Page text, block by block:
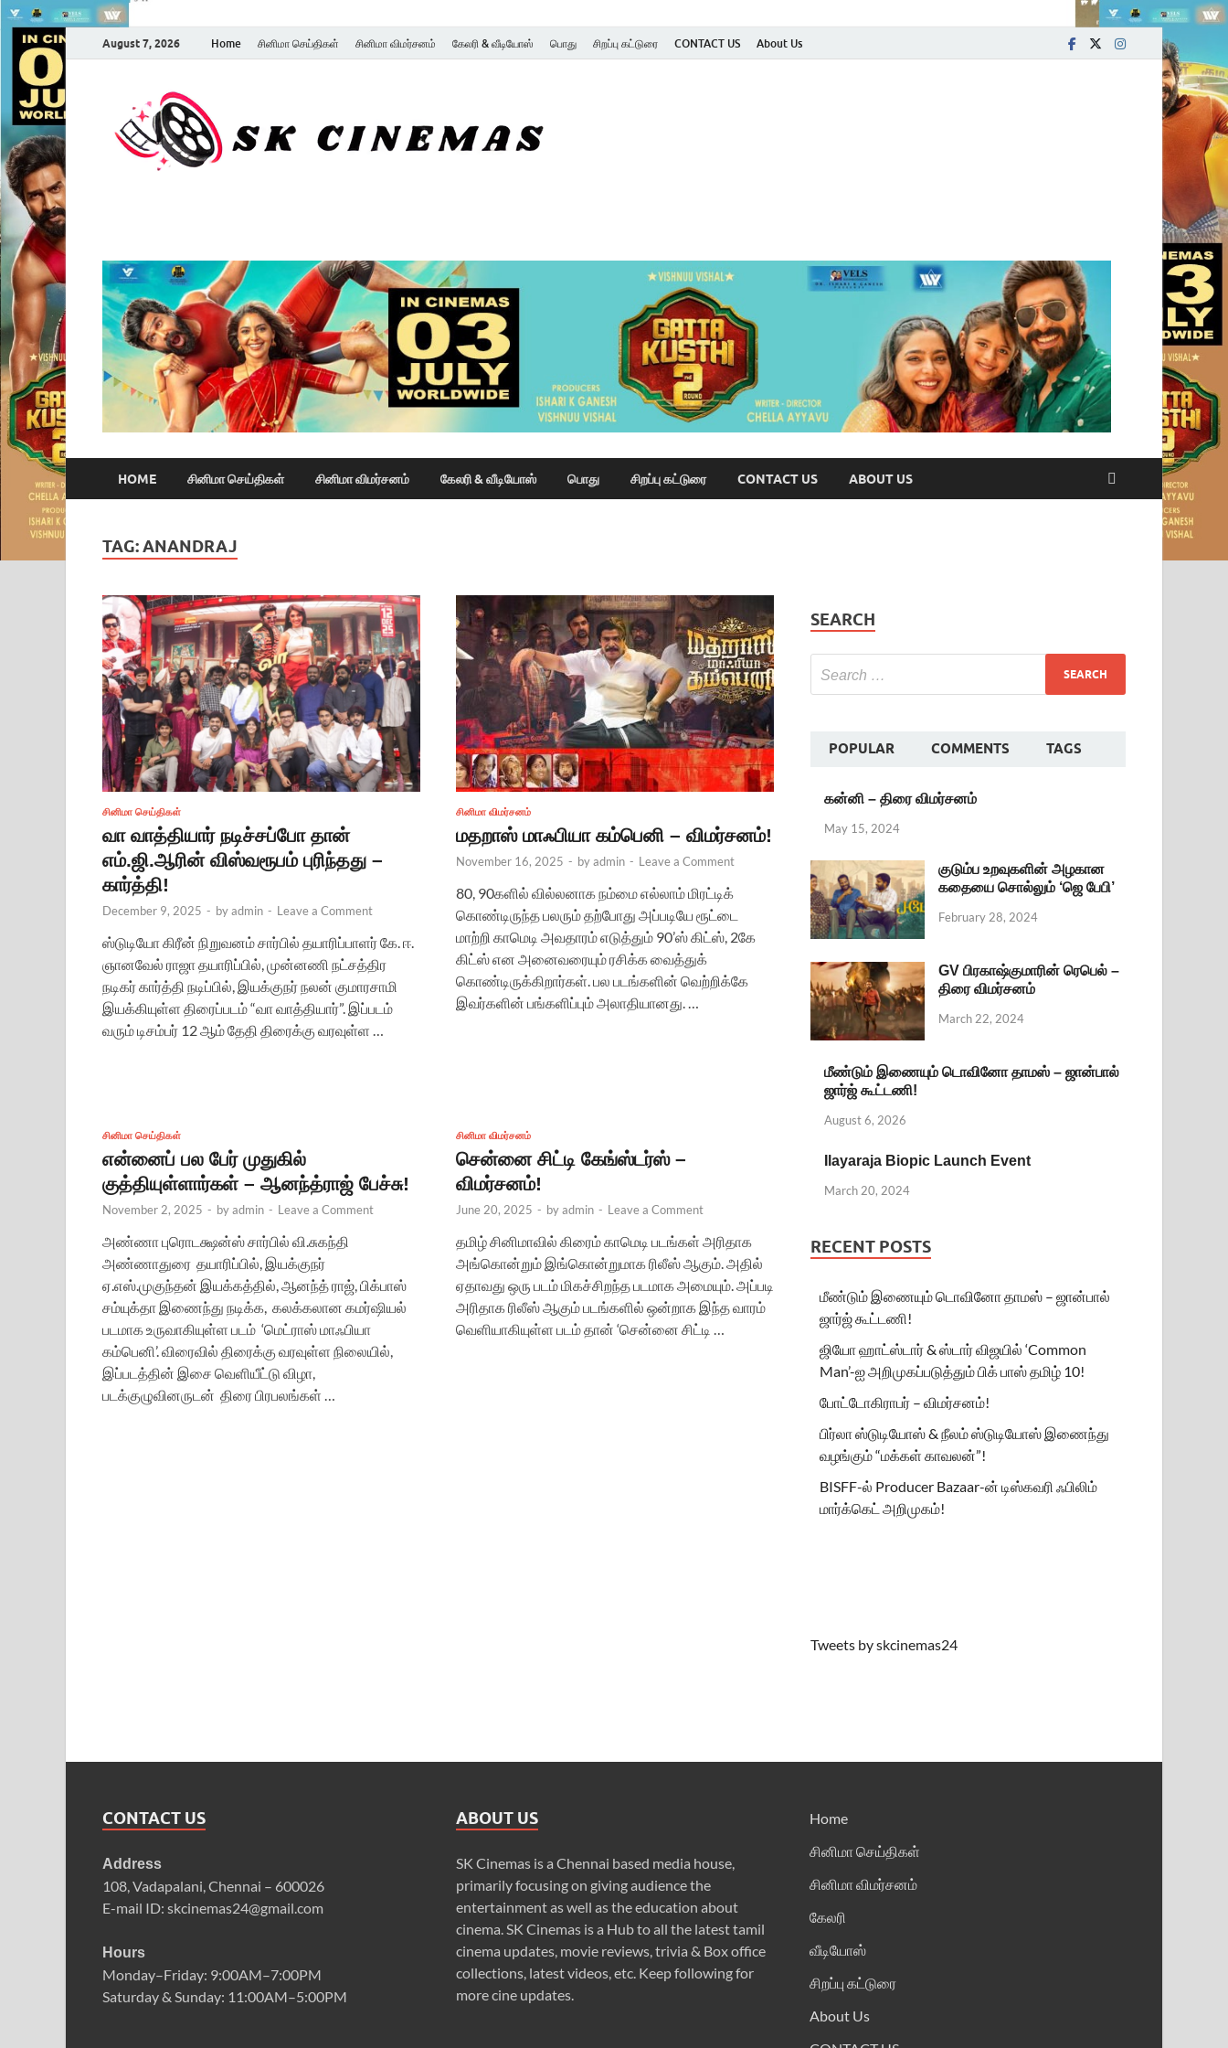
August 7, 2026 Home சினிமா செய்திகள் சினிமா விமர்சனம் கேலரி & வீடியோஸ் பொது சிறப்பு கட்டுரை CONTACT US About Us
HOME சினிமா செய்திகள் சினிமா விமர்சனம் கேலரி & வீடியோஸ் பொது சிறப்பு கட்டுரை CONTACT US ABOUT US
TAG:ANANDRAJ
சினிமா செய்திகள்
வா வாத்தியார் நடிச்சப்போ தான்
எம்.ஜி.ஆரின் விஸ்வரூபம் புரிந்தது –
கார்த்தி!
December 9, 2025 - byadmin - Leave a Comment
ஸ்டுடியோ கிரீன் நிறுவனம் சார்பில் தயாரிப்பாளர் கே. ஈ.
ஞானவேல் ராஜா தயாரிப்பில், முன்னணி நட்சத்திர
நடிகர் கார்த்தி நடிப்பில், இயக்குநர் நலன் குமாரசாமி
இயக்கியுள்ள திரைப்படம் “வா வாத்தியார்”. இப்படம்
வரும் டிசம்பர் 12 ஆம் தேதி திரைக்கு வரவுள்ள …
சினிமா விமர்சனம்
மதறாஸ் மாஃபியா கம்பெனி – விமர்சனம்!
November 16, 2025 - byadmin - Leave a Comment
80, 90களில் வில்லனாக நம்மை எல்லாம் மிரட்டிக்
கொண்டிருந்த பலரும் தற்போது அப்படியே ரூட்டை
மாற்றி காமெடி அவதாரம் எடுத்தும் 90’ஸ் கிட்ஸ், 2கே
கிட்ஸ் என அனைவரையும் ரசிக்க வைத்துக்
கொண்டிருக்கிறார்கள். பல படங்களின் வெற்றிக்கே
இவர்களின் பங்களிப்பும் அலாதியானது. …
சினிமா செய்திகள்
என்னைப் பல பேர் முதுகில்
குத்தியுள்ளார்கள் – ஆனந்த்ராஜ் பேச்சு!
November 2, 2025 - byadmin - Leave a Comment
அண்ணா புரொடக்ஷன்ஸ் சார்பில் வி.சுகந்தி
அண்ணாதுரை தயாரிப்பில், இயக்குநர்
ஏ.எஸ்.முகுந்தன் இயக்கத்தில், ஆனந்த் ராஜ், பிக்பாஸ்
சம்யுக்தா இணைந்து நடிக்க, கலக்கலான கமர்ஷியல்
படமாக உருவாகியுள்ள படம் ‘மெட்ராஸ் மாஃபியா
கம்பெனி’. விரைவில் திரைக்கு வரவுள்ள நிலையில்,
இப்படத்தின் இசை வெளியீட்டு விழா,
படக்குழுவினருடன் திரை பிரபலங்கள் …
சினிமா விமர்சனம்
சென்னை சிட்டி கேங்ஸ்டர்ஸ் –
விமர்சனம்!
June 20, 2025 - byadmin - Leave a Comment
தமிழ் சினிமாவில் கிரைம் காமெடி படங்கள் அரிதாக
அங்கொன்றும் இங்கொன்றுமாக ரிலீஸ் ஆகும். அதில்
ஏதாவது ஒரு படம் மிகச்சிறந்த படமாக அமையும். அப்படி
அரிதாக ரிலீஸ் ஆகும் படங்களில் ஒன்றாக இந்த வாரம்
வெளியாகியுள்ள படம் தான் ‘சென்னை சிட்டி …
SEARCH
POPULAR COMMENTS TAGS
கன்னி – திரை விமர்சனம்
May 15, 2024
குடும்ப உறவுகளின் அழகான
கதையை சொல்லும் ‘ஜெ பேபி’
February 28, 2024
GV பிரகாஷ்குமாரின் ரெபெல் –
திரை விமர்சனம்
March 22, 2024
மீண்டும் இணையும் டொவினோ தாமஸ் – ஜான்பால்
ஜார்ஜ் கூட்டணி!
August 6, 2026
Ilayaraja Biopic Launch Event
March 20, 2024
RECENT POSTS
மீண்டும் இணையும் டொவினோ தாமஸ் – ஜான்பால்
ஜார்ஜ் கூட்டணி!
ஜியோ ஹாட்ஸ்டார் & ஸ்டார் விஜயில் ‘Common
Man’-ஐ அறிமுகப்படுத்தும் பிக் பாஸ் தமிழ் 10!
போட்டோகிராபர் – விமர்சனம்!
பிர்லா ஸ்டுடியோஸ் & நீலம் ஸ்டுடியோஸ் இணைந்து
வழங்கும் “மக்கள் காவலன்”!
BISFF-ல் Producer Bazaar-ன் டிஸ்கவரி ஃபிலிம்
மார்க்கெட் அறிமுகம்!
Tweets by skcinemas24
CONTACT US
Address
108, Vadapalani, Chennai – 600026
E-mail ID: skcinemas24@gmail.com
Hours
Monday–Friday: 9:00AM–7:00PM
Saturday & Sunday: 11:00AM–5:00PM
ABOUT US
SK Cinemas is a Chennai based media house,
primarily focusing on giving audience the
entertainment as well as the education about
cinema. SK Cinemas is a Hub to all the latest tamil
cinema updates, movie reviews, trivia & Box office
collections, latest videos, etc. Keep following for
more cine updates.
Home
சினிமா செய்திகள்
சினிமா விமர்சனம்
கேலரி
வீடியோஸ்
சிறப்பு கட்டுரை
About Us